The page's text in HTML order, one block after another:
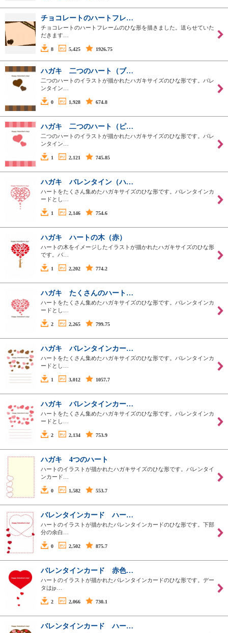
チョコレートのハートフレ…
チョコレートのハートフレームのひな形を描きました。送らせていた
だきます…
8 5,425 1926.75
ハガキ 二つのハート（ブ…
二つのハートのイラストが描かれたハガキサイズのひな形です。バレ
ンタイン…
0 1,928 674.8
ハガキ 二つのハート（ピ…
二つのハートのイラストが描かれたハガキサイズのひな形です。バレ
ンタイン…
1 2,121 745.85
ハガキ バレンタイン（ハ…
ハートをたくさん集めたハガキサイズのひな形です。バレンタインカ
ードとし…
1 2,146 754.6
ハガキ ハートの木（赤）
ハートの木をイメージしたイラストが描かれたハガキサイズのひな形
です。バ…
1 2,202 774.2
ハガキ たくさんのハート…
ハートをたくさん集めたハガキサイズのひな形です。バレンタインカ
ードとし…
2 2,265 799.75
ハガキ バレンタインカー…
ハートをたくさん集めたハガキサイズのひな形です。バレンタインカ
ードとし…
1 3,012 1057.7
ハガキ バレンタインカー…
ハートをたくさん集めたハガキサイズのひな形です。バレンタインカ
ードとし…
2 2,134 753.9
ハガキ 4つのハート
ハートのイラストが描かれたハガキサイズのひな形です。バレンタイ
ンカード…
0 1,582 553.7
バレンタインカード ハー…
ハートのイラストが描かれたバレンタインカードのひな形です。下部
分の余白…
0 2,502 875.7
バレンタインカード 赤色…
ハートのイラストが描かれたバレンタインカードのひな形です。デー
タはjp…
2 2,066 730.1
バレンタインカード ハー…